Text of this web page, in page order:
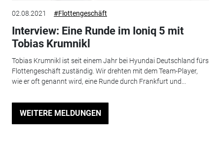
02.08.2021 #Flottengeschäft
Interview: Eine Runde im Ioniq 5 mit
Tobias Krumnikl
Tobias Krumnikl ist seit einem Jahr bei Hyundai Deutschland fürs
Flottengeschäft zuständig. Wir drehten mit dem Team-Player,
wie er oft genannt wird, eine Runde durch Frankfurt und...
WEITERE MELDUNGEN